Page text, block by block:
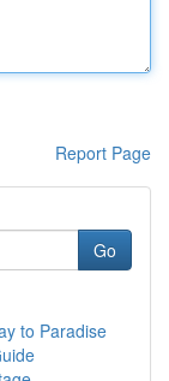
Report Page
Go
to Paradise